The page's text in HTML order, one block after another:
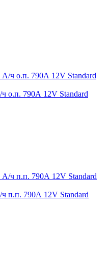
о.п. 790А 12V Standard
п.п. 790А 12V Standard